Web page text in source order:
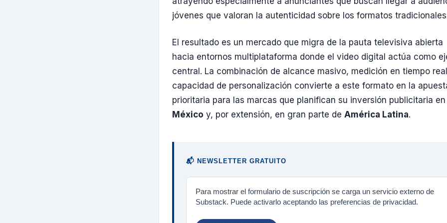
jóvenes que valoran la autenticidad sobre los formatos
El resultado es un mercado que migra de la pauta televisiva abierta
hacia entornos multiplataforma donde el video digital actúa como
central. La combinación de alcance masivo, medición en tiempo
capacidad de personalización convierte a este formato en la
prioritaria para las marcas que planifican su inversión publicitaria en
México y, por extensión, en gran parte de América Latina.
📬 NEWSLETTER GRATUITO
Para mostrar el formulario de suscripción se carga un servicio externo de
Substack. Puede activarlo aceptando las preferencias de privacidad.